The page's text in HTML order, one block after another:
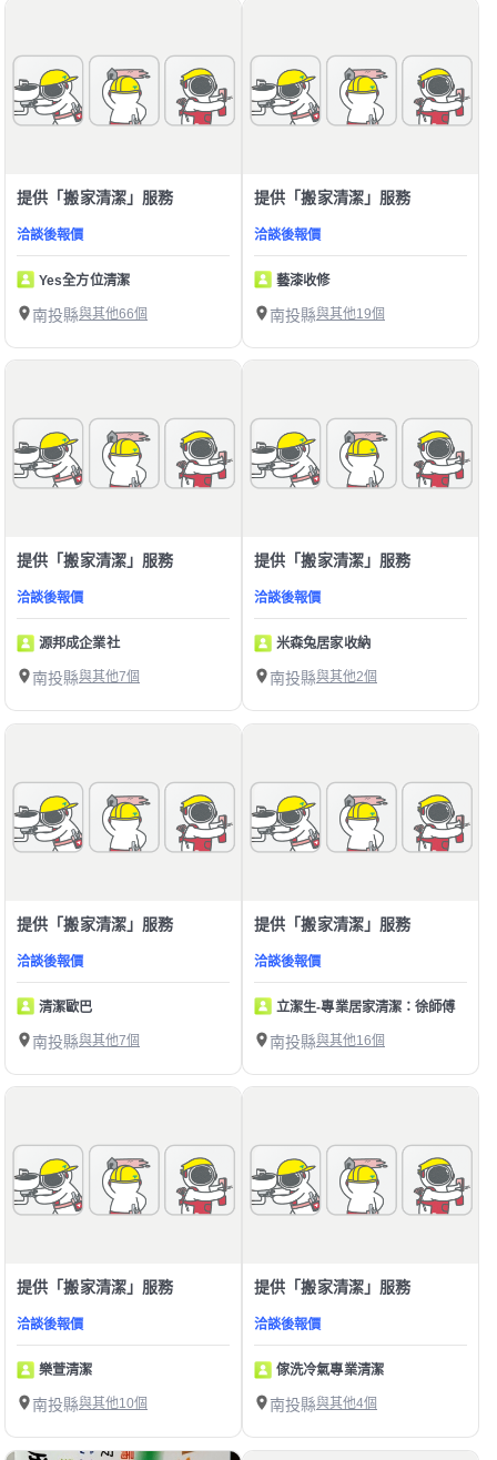
提供「搬家清潔」服務
洽談後報價
Yes全方位清潔
南投縣與其他66個
提供「搬家清潔」服務
洽談後報價
藝漆收修
南投縣與其他19個
提供「搬家清潔」服務
洽談後報價
源邦成企業社
南投縣與其他7個
提供「搬家清潔」服務
洽談後報價
米森兔居家收納
南投縣與其他2個
提供「搬家清潔」服務
洽談後報價
清潔歐巴
南投縣與其他7個
提供「搬家清潔」服務
洽談後報價
立潔生-專業居家清潔：徐師傅
南投縣與其他16個
提供「搬家清潔」服務
洽談後報價
樂萱清潔
南投縣與其他10個
提供「搬家清潔」服務
洽談後報價
傢洗冷氣專業清潔
南投縣與其他4個